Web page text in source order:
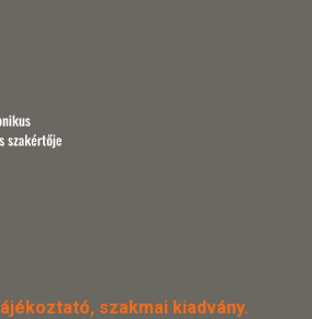
szakmai kiadvány.